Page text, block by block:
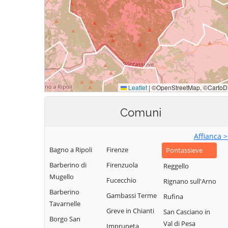
Comuni
Affianca
Bagno a Ripoli
Barberino di
Mugello
Barberino
Tavarnelle
Borgo San
Firenze
Firenzuola
Fucecchio
Gambassi Terme
Greve in Chianti
Impruneta
Pontassieve
Reggello
Rignano sull'Arno
Rufina
San Casciano in
Val di Pesa